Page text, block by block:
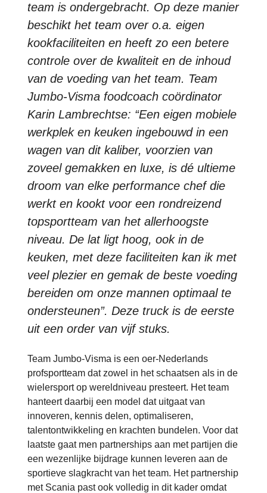
team is ondergebracht. Op deze manier
beschikt het team over o.a. eigen
kookfaciliteiten en heeft zo een betere
controle over de kwaliteit en de inhoud
van de voeding van het team. Team
Jumbo-Visma foodcoach coördinator
Karin Lambrechtse: “Een eigen mobiele
werkplek en keuken ingebouwd in een
wagen van dit kaliber, voorzien van
zoveel gemakken en luxe, is dé ultieme
droom van elke performance chef die
werkt en kookt voor een rondreizend
topsportteam van het allerhoogste
niveau. De lat ligt hoog, ook in de
keuken, met deze faciliteiten kan ik met
veel plezier en gemak de beste voeding
bereiden om onze mannen optimaal te
ondersteunen”. Deze truck is de eerste
uit een order van vijf stuks.
Team Jumbo-Visma is een oer-Nederlands
profsportteam dat zowel in het schaatsen als in de
wielersport op wereldniveau presteert. Het team
hanteert daarbij een model dat uitgaat van
innoveren, kennis delen, optimaliseren,
talentontwikkeling en krachten bundelen. Voor dat
laatste gaat men partnerships aan met partijen die
een wezenlijke bijdrage kunnen leveren aan de
sportieve slagkracht van het team. Het partnership
met Scania past ook volledig in dit kader omdat